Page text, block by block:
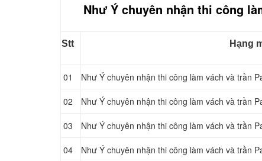
Như Ý chuyên nhận thi công
Stt Hạng
01 Như Ý chuyên nhận thi công làm vách và trần
02 Như Ý chuyên nhận thi công làm vách và trần
03 Như Ý chuyên nhận thi công làm vách và trần
04 Như Ý chuyên nhận thi công làm vách và trần